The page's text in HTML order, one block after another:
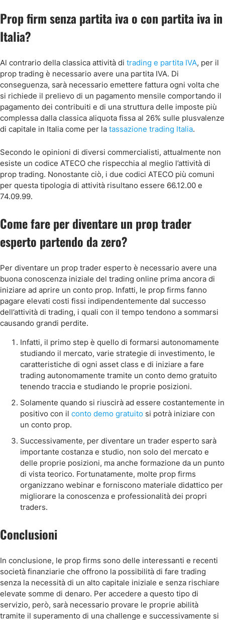
Prop firm senza partita iva o con partita iva in
Italia?
Al contrario della classica attività di trading e partita IVA, per il
prop trading è necessario avere una partita IVA. Di
conseguenza, sarà necessario emettere fattura ogni volta che
si richiede il prelievo di un pagamento mensile comportando il
pagamento dei contribuiti e di una struttura delle imposte più
complessa dalla classica aliquota fissa al 26% sulle plusvalenze
di capitale in Italia come per la tassazione trading Italia.
Secondo le opinioni di diversi commercialisti, attualmente non
esiste un codice ATECO che rispecchia al meglio l’attività di
prop trading. Nonostante ciò, i due codici ATECO più comuni
per questa tipologia di attività risultano essere 66.12.00 e
74.09.99.
Come fare per diventare un prop trader
esperto partendo da zero?
Per diventare un prop trader esperto è necessario avere una
buona conoscenza iniziale del trading online prima ancora di
iniziare ad aprire un conto prop. Infatti, le prop firms fanno
pagare elevati costi fissi indipendentemente dal successo
dell’attività di trading, i quali con il tempo tendono a sommarsi
causando grandi perdite.
Infatti, il primo step è quello di formarsi autonomamente
studiando il mercato, varie strategie di investimento, le
caratteristiche di ogni asset class e di iniziare a fare
trading autonomamente tramite un conto demo gratuito
tenendo traccia e studiando le proprie posizioni.
Solamente quando si riuscirà ad essere costantemente in
positivo con il conto demo gratuito si potrà iniziare con
un conto prop.
Successivamente, per diventare un trader esperto sarà
importante costanza e studio, non solo del mercato e
delle proprie posizioni, ma anche formazione da un punto
di vista teorico. Fortunatamente, molte prop firms
organizzano webinar e forniscono materiale didattico per
migliorare la conoscenza e professionalità dei propri
traders.
Conclusioni
In conclusione, le prop firms sono delle interessanti e recenti
società finanziarie che offrono la possibilità di fare trading
senza la necessità di un alto capitale iniziale e senza rischiare
elevate somme di denaro. Per accedere a questo tipo di
servizio, però, sarà necessario provare le proprie abilità
tramite il superamento di una challenge e successivamente si